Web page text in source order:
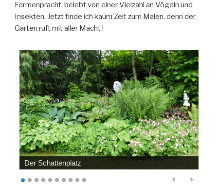
Formenpracht, belebt von einer Vielzahl an Vögeln und
Insekten. Jetzt finde ich kaum Zeit zum Malen, denn der
Garten ruft mit aller Macht !
Der Schattenplatz